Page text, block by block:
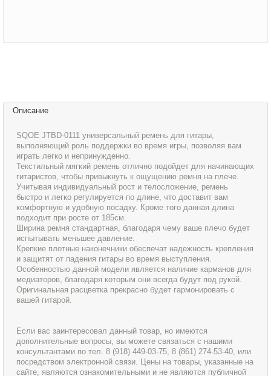
Описание
SQOE JTBD-0111 универсальный ремень для гитары,
выполняющий роль поддержки во время игры, позволяя вам
играть легко и непринужденно.
Текстильный мягкий ремень отлично подойдет для начинающих
гитаристов, чтобы привыкнуть к ощущению ремня на плече.
Учитывая индивидуальный рост и телосложение, ремень
быстро и легко регулируется по длине, что доставит вам
комфортную и удобную посадку. Кроме того данная длина
подходит при росте от 185см.
Ширина ремня стандартная, благодаря чему ваше плечо будет
испытывать меньшее давление.
Крепкие плотные наконечники обеспечат надежность крепления
и защитят от падения гитары во время выступления.
Особенностью данной модели является наличие карманов для
медиаторов, благодаря которым они всегда будут под рукой.
Оригинальная расцветка прекрасно будет гармонировать с
вашей гитарой.
Если вас заинтересовал данный товар, но имеются
дополнительные вопросы, вы можете связаться с нашими
консультантами по тел. 8 (918) 449-03-75, 8 (861) 274-53-40, или
посредством электронной связи. Цены на товары, указанные на
сайте, являются ознакомительными и не являются публичной